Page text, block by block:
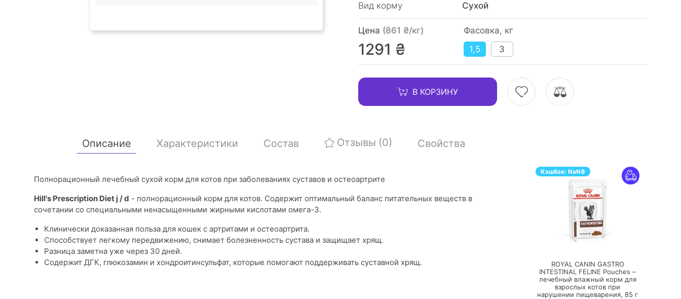
Вид корму
Сухой
Цена (861 ₴/кг)
1291 ₴
Фасовка, кг
1,5
3
В КОРЗИНУ
Описание Характеристики Состав Отзывы (0) Свойства
Полнорационный лечебный сухой корм для котов при заболеваниях суставов и остеоартрите
Hill's Prescription Diet j / d - полнорационный корм для котов. Содержит оптимальный баланс питательных веществ в
сочетании со специальными ненасыщенными жирными кислотами омега-3.
Клинически доказанная польза для кошек с артритами и остеоартрита.
Способствует легкому передвижению, снимает болезненность сустава и защищает хрящ.
Разница заметна уже через 30 дней.
Содержит ДГК, глюкозамин и хондроитинсульфат, которые помогают поддерживать суставной хрящ.
Кэшбэк: NaN₴
ПЕРЕЙТИ
ROYAL CANIN GASTRO
INTESTINAL FELINE Pouches –
лечебный влажный корм для
взрослых котов при
нарушении пищеварения, 85 г